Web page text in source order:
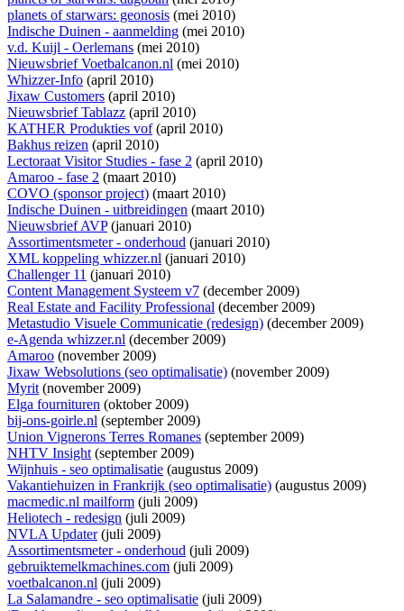
planets of starwars: geonosis (mei 2010)
Indische Duinen - aanmelding (mei 2010)
v.d. Kuijl - Oerlemans (mei 2010)
Nieuwsbrief Voetbalcanon.nl (mei 2010)
Whizzer-Info (april 2010)
Jixaw Customers (april 2010)
Nieuwsbrief Tablazz (april 2010)
KATHER Produkties vof(april 2010)
Bakhus reizen (april 2010)
Lectoraat Visitor Studies - fase 2 (april 2010)
Amaroo - fase 2 (maart 2010)
COVO (sponsor project) (maart 2010)
Indische Duinen - uitbreidingen (maart 2010)
Nieuwsbrief AVP(januari 2010)
Assortimentsmeter - onderhoud (januari 2010)
XML koppeling whizzer.nl (januari 2010)
Challenger 11 (januari 2010)
Content Management Systeem v7 (december 2009)
Real Estate and Facility Professional (december 2009)
Metastudio Visuele Communicatie (redesign) (december 2009)
e-Agenda whizzer.nl (december 2009)
Amaroo (november 2009)
Jixaw Websolutions (seo optimalisatie) (november 2009)
Myrit(november 2009)
Elga fournituren (oktober 2009)
bij-ons-goirle.nl (september 2009)
Union Vignerons Terres Romanes (september 2009)
NHTV Insight(september 2009)
Wijnhuis - seo optimalisatie (augustus 2009)
Vakantiehuizen in Frankrijk (seo optimalisatie) (augustus 2009)
macmedic.nl mailform (juli 2009)
Heliotech - redesign (juli 2009)
NVLA Updater(juli 2009)
Assortimentsmeter - onderhoud (juli 2009)
gebruiktemelkmachines.com (juli 2009)
voetbalcanon.nl (juli 2009)
La Salamandre - seo optimalisatie (juli 2009)